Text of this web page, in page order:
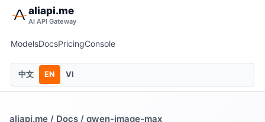
aliapi.me
AI API Gateway
ModelsDocsPricingConsole
中文 EN VI
aliapi.me / Docs / qwen-image-max